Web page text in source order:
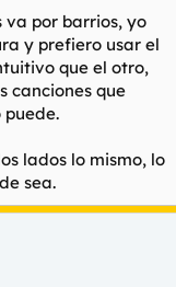
va por barrios, yo
y prefiero usar el
que el otro,
canciones que
puede.
lados lo mismo, lo
sea.